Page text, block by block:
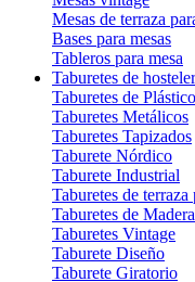
Mesas de terraza
Bases para mesas
Tableros para mesa
Taburetes de
Taburetes de Plástico
Taburetes Metálicos
Taburetes Tapizados
Taburete Nórdico
Taburete Industrial
Taburetes de terraza
Taburetes de Madera
Taburetes Vintage
Taburete Diseño
Taburete Giratorio